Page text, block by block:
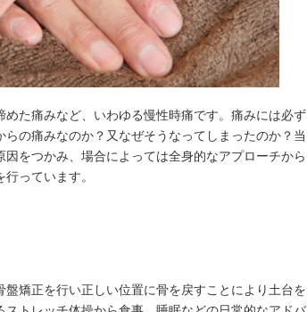
た痛みなど、いわゆる慢性時痛です。痛みには必ず
の痛みなのか？又なぜそうなってしまったのか？当
をつかみ、場合によっては全身的なアプローチから
っています。
矯正を行い正しい位置に骨を戻すことにより土台を